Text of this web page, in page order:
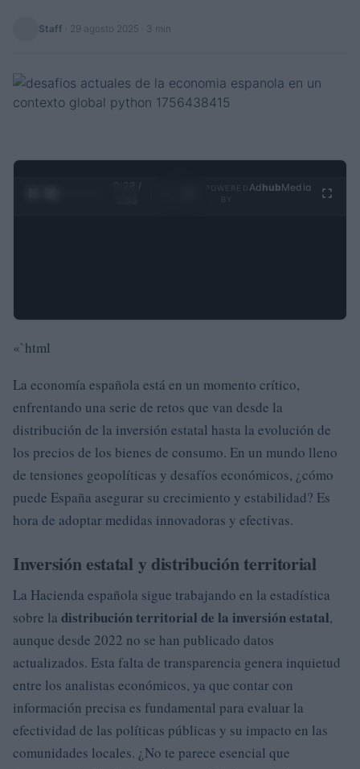
Staff 29 agosto 2025 · 3 min
0:29 /
Ad hubMedia
«`html
La economía española está en un momento crítico,
enfrentando una serie de retos que van desde la
distribución de la inversión estatal hasta la evolución de
los precios de los bienes de consumo. En un mundo lleno
de tensiones geopolíticas y desafíos económicos, ¿cómo
puede España asegurar su crecimiento y estabilidad? Es
hora de adoptar medidas innovadoras y efectivas.
Inversión estatal y distribución territorial
La Hacienda española sigue trabajando en la estadística
sobre la distribución territorial de la inversión estatal,
aunque desde 2022 no se han publicado datos
actualizados. Esta falta de transparencia genera inquietud
entre los analistas económicos, ya que contar con
información precisa es fundamental para evaluar la
efectividad de las políticas públicas y su impacto en las
comunidades locales. ¿No te parece esencial que